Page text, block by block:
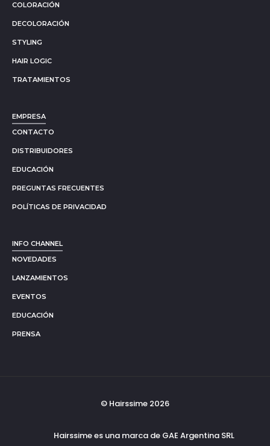
COLORACIÓN
DECOLORACIÓN
STYLING
HAIR LOGIC
TRATAMIENTOS
EMPRESA
CONTACTO
DISTRIBUIDORES
EDUCACIÓN
PREGUNTAS FRECUENTES
POLÍTICAS DE PRIVACIDAD
INFO CHANNEL
NOVEDADES
LANZAMIENTOS
EVENTOS
EDUCACIÓN
PRENSA
© Hairssime 2026
Hairssime es una marca de GAE Argentina SRL